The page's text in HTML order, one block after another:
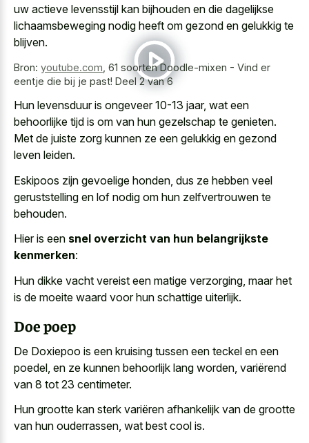
uw actieve levensstijl kan bijhouden en die dagelijkse
lichaamsbeweging nodig heeft om gezond en gelukkig te
blijven.
Bron: youtube.com 61 soorten Doodle-mixen - Vind er
eentje die bij je past! Deel 2 van 6
Hun levensduur is ongeveer 10-13 jaar, wat een
behoorlijke tijd is om van hun gezelschap te genieten.
Met de juiste zorg kunnen ze een gelukkig en gezond
leven leiden.
Eskipoos zijn gevoelige honden, dus ze hebben veel
geruststelling en lof nodig om hun zelfvertrouwen te
behouden.
Hier is een snel overzicht van hun belangrijkste
kenmerken:
Hun dikke vacht vereist een matige verzorging , maar het
is de moeite waard voor hun schattige uiterlijk.
Doe poep
De Doxiepoo is een kruising tussen een teckel en een
poedel, en ze kunnen behoorlijk lang worden, variërend
van 8 tot 23 centimeter.
Hun grootte kan sterk variëren afhankelijk van de grootte
van hun ouderrassen, wat best cool is.